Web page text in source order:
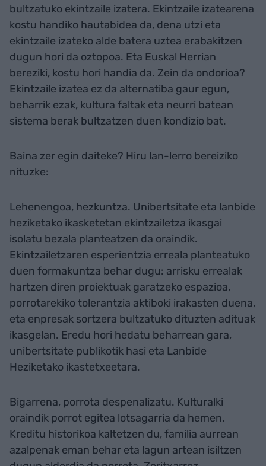
bultzatuko ekintzaile izatera. Ekintzaile izatearena
kostu handiko hautabidea da, dena utzi eta
ekintzaile izateko alde batera uztea erabakitzen
dugun hori da oztopoa. Eta Euskal Herrian
bereziki, kostu hori handia da. Zein da ondorioa?
Ekintzaile izatea ez da alternatiba gaur egun,
beharrik ezak, kultura faltak eta neurri batean
sistema berak bultzatzen duen kondizio bat.
Baina zer egin daiteke? Hiru lan-lerro bereiziko
nituzke:
Lehenengoa, hezkuntza. Unibertsitate eta lanbide
heziketako ikasketetan ekintzailetza ikasgai
isolatu bezala planteatzen da oraindik.
Ekintzailetzaren esperientzia erreala planteatuko
duen formakuntza behar dugu: arrisku errealak
hartzen diren proiektuak garatzeko espazioa,
porrotarekiko tolerantzia aktiboki irakasten duena,
eta enpresak sortzera bultzatuko dituzten adituak
ikasgelan. Eredu hori hedatu beharrean gara,
unibertsitate publikotik hasi eta Lanbide
Heziketako ikastetxeetara.
Bigarrena, porrota despenalizatu. Kulturalki
oraindik porrot egitea lotsagarria da hemen.
Kreditu historikoa kaltetzen du, familia aurrean
azalpenak eman behar eta lagun artean isiltzen